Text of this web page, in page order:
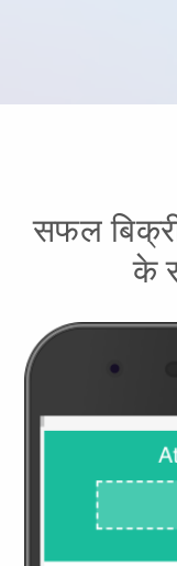
सफल
के